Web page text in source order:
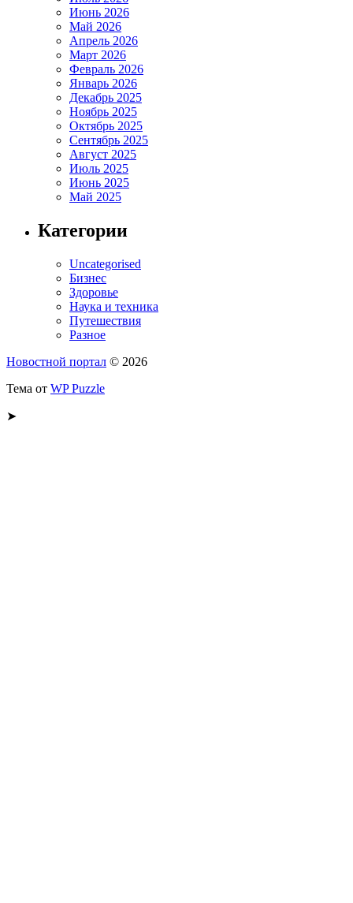
Июнь 2026
Май 2026
Апрель 2026
Март 2026
Февраль 2026
Январь 2026
Декабрь 2025
Ноябрь 2025
Октябрь 2025
Сентябрь 2025
Август 2025
Июль 2025
Июнь 2025
Май 2025
Категории
Uncategorised
Бизнес
Здоровье
Наука и техника
Путешествия
Разное
Новостной портал © 2026
Тема от WP Puzzle
➤